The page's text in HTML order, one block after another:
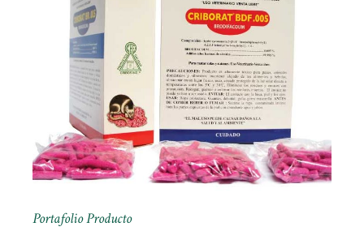
PortafolioProducto